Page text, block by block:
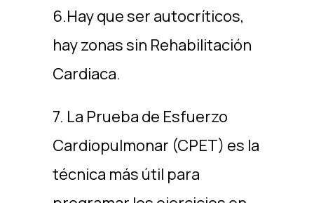
6.Hay que ser autocríticos,
hay zonas sin Rehabilitación
Cardiaca.
7. La Prueba de Esfuerzo
Cardiopulmonar (CPET) es la
técnica más útil para